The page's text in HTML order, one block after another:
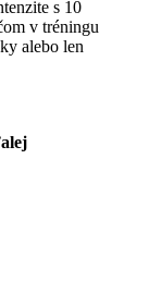
s 10
v tréningu
alebo len